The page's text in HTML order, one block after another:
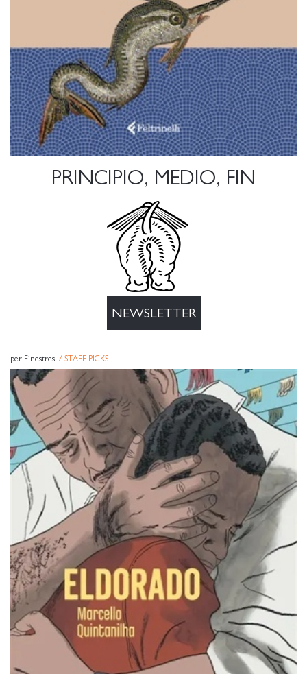
PRINCIPIO, MEDIO, FIN
NEWSLETTER
per Finestres / STAFF PICKS